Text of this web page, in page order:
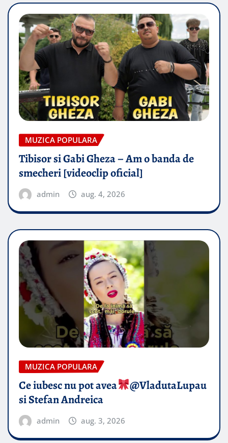
MUZICA POPULARA
Tibisor si Gabi Gheza – Am o banda de
smecheri [videoclip oficial]
admin aug. 4, 2026
MUZICA POPULARA
Ce iubesc nu pot avea
​@VladutaLupau
si Stefan Andreica
admin aug. 3, 2026